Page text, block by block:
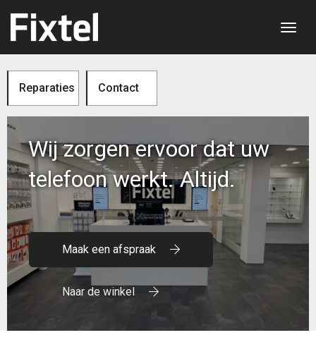
Reparaties Contact
Wij zorgen ervoor dat uw
telefoon werkt. Altijd.
Maak een afspraak
Naar de winkel